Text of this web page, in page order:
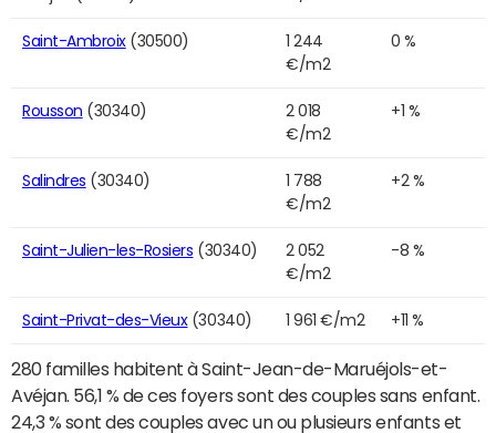
Saint-Ambroix(30500)
1 244
€/m2
0 %
Rousson (30340)
2 018
€/m2
+1 %
Salindres (30340)
1 788
€/m2
+2 %
Saint-Julien-les-Rosiers (30340)
2 052
€/m2
-8 %
Saint-Privat-des-Vieux(30340) 1 961 €/m2 +11 %
280 familles habitent à Saint-Jean-de-Maruéjols-et-
Avéjan. 56,1 % de ces foyers sont des couples sans enfant.
24,3 % sont des couples avec un ou plusieurs enfants et